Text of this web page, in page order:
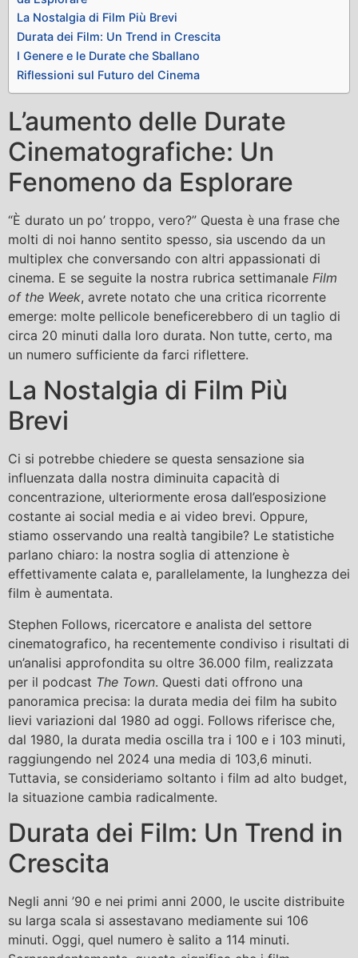
La Nostalgia di Film Più Brevi
Durata dei Film: Un Trend in Crescita
I Genere e le Durate che Sballano
Riflessioni sul Futuro del Cinema
L’aumento delle Durate
Cinematografiche: Un
Fenomeno da Esplorare
“È durato un po’ troppo, vero?” Questa è una frase che
molti di noi hanno sentito spesso, sia uscendo da un
multiplex che conversando con altri appassionati di
cinema. E se seguite la nostra rubrica settimanale Film
of the Week, avrete notato che una critica ricorrente
emerge: molte pellicole beneficerebbero di un taglio di
circa 20 minuti dalla loro durata. Non tutte, certo, ma
un numero sufficiente da farci riflettere.
La Nostalgia di Film Più
Brevi
Ci si potrebbe chiedere se questa sensazione sia
influenzata dalla nostra diminuita capacità di
concentrazione, ulteriormente erosa dall’esposizione
costante ai social media e ai video brevi. Oppure,
stiamo osservando una realtà tangibile? Le statistiche
parlano chiaro: la nostra soglia di attenzione è
effettivamente calata e, parallelamente, la lunghezza dei
film è aumentata.
Stephen Follows, ricercatore e analista del settore
cinematografico, ha recentemente condiviso i risultati di
un’analisi approfondita su oltre 36.000 film, realizzata
per il podcast The Town. Questi dati offrono una
panoramica precisa: la durata media dei film ha subito
lievi variazioni dal 1980 ad oggi. Follows riferisce che,
dal 1980, la durata media oscilla tra i 100 e i 103 minuti,
raggiungendo nel 2024 una media di 103,6 minuti.
Tuttavia, se consideriamo soltanto i film ad alto budget,
la situazione cambia radicalmente.
Durata dei Film: Un Trend in
Crescita
Negli anni ’90 e nei primi anni 2000, le uscite distribuite
su larga scala si assestavano mediamente sui 106
minuti. Oggi, quel numero è salito a 114 minuti.